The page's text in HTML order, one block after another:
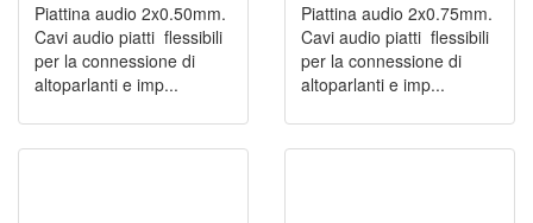
Piattina audio 2x0.50mm.
Cavi audio piatti flessibili
per la connessione di
altoparlanti e imp...
Piattina audio 2x0.75mm.
Cavi audio piatti flessibili
per la connessione di
altoparlanti e imp...